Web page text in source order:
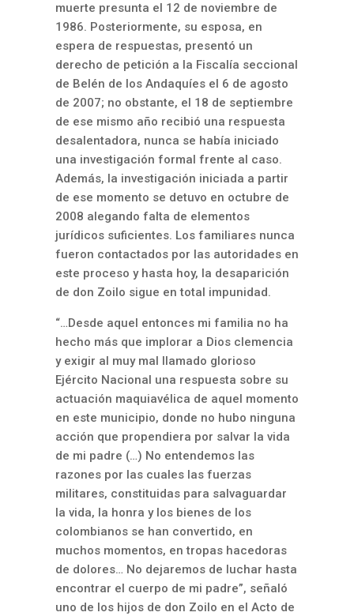
muerte presunta el 12 de noviembre de
1986. Posteriormente, su esposa, en
espera de respuestas, presentó un
derecho de petición a la Fiscalía seccional
de Belén de los Andaquíes el 6 de agosto
de 2007; no obstante, el 18 de septiembre
de ese mismo año recibió una respuesta
desalentadora, nunca se había iniciado
una investigación formal frente al caso.
Además, la investigación iniciada a partir
de ese momento se detuvo en octubre de
2008 alegando falta de elementos
jurídicos suficientes. Los familiares nunca
fueron contactados por las autoridades en
este proceso y hasta hoy, la desaparición
de don Zoilo sigue en total impunidad.
“…Desde aquel entonces mi familia no ha
hecho más que implorar a Dios clemencia
y exigir al muy mal llamado glorioso
Ejército Nacional una respuesta sobre su
actuación maquiavélica de aquel momento
en este municipio, donde no hubo ninguna
acción que propendiera por salvar la vida
de mi padre (…) No entendemos las
razones por las cuales las fuerzas
militares, constituidas para salvaguardar
la vida, la honra y los bienes de los
colombianos se han convertido, en
muchos momentos, en tropas hacedoras
de dolores… No dejaremos de luchar hasta
encontrar el cuerpo de mi padre”, señaló
uno de los hijos de don Zoilo en el Acto de